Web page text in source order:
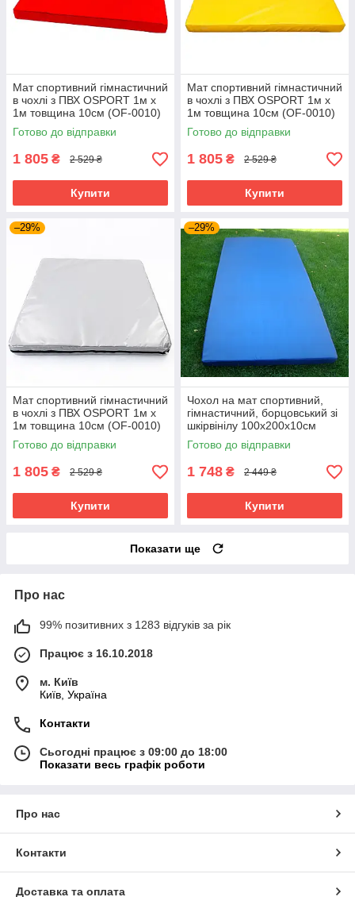
Мат спортивний гімнастичний
в чохлі з ПВХ OSPORT 1м х
1м товщина 10см (OF-0010)
Червоний
Готово до відправки
1 805 ₴ 2 529 ₴
Купити
Мат спортивний гімнастичний
в чохлі з ПВХ OSPORT 1м х
1м товщина 10см (OF-0010)
Жовтий
Готово до відправки
1 805 ₴ 2 529 ₴
Купити
–29%
Мат спортивний гімнастичний
в чохлі з ПВХ OSPORT 1м х
1м товщина 10см (OF-0010)
Сірий
Готово до відправки
1 805 ₴ 2 529 ₴
Купити
–29%
Чохол на мат спортивний,
гімнастичний, борцовський зі
шкірвінілу 100х200х10см
OSPORT (OF-0238) Синій
Готово до відправки
1 748 ₴ 2 449 ₴
Купити
Показати ще
Про нас
99% позитивних з 1283 відгуків за рік
Працює з 16.10.2018
м. Київ
Київ, Україна
Контакти
Сьогодні працює з 09:00 до 18:00
Показати весь графік роботи
Про нас
Контакти
Доставка та оплата